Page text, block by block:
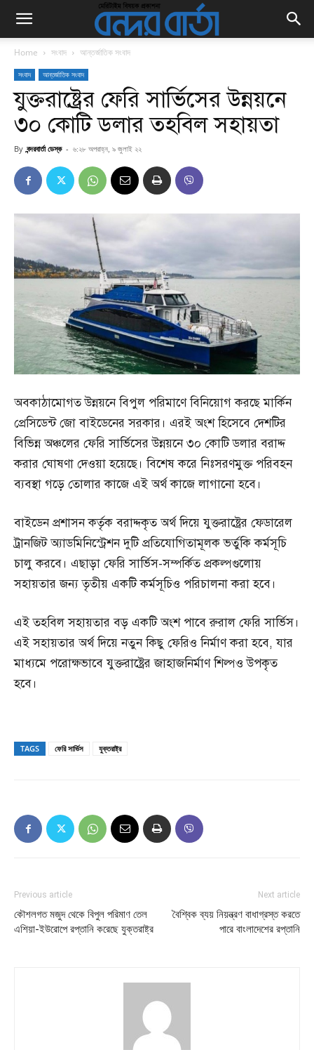
Home সংবাদ আন্তর্জাতিক সংবাদ
সংবাদ আন্তর্জাতিক সংবাদ
যুক্তরাষ্ট্রের ফেরি সার্ভিসের উন্নয়নে
৩০ কোটি ডলার তহবিল সহায়তা
By বন্দরবার্তা ডেস্ক - ৬:২৮ অপরাহ্ন, ৯ জুলাই ২২
অবকাঠামোগত উন্নয়নে বিপুল পরিমাণে বিনিয়োগ করছে মার্কিন
প্রেসিডেন্ট জো বাইডেনের সরকার। এরই অংশ হিসেবে দেশটির
বিভিন্ন অঞ্চলের ফেরি সার্ভিসের উন্নয়নে ৩০ কোটি ডলার বরাদ্দ
করার ঘোষণা দেওয়া হয়েছে। বিশেষ করে নিঃসরণমুক্ত পরিবহন
ব্যবস্থা গড়ে তোলার কাজে এই অর্থ কাজে লাগানো হবে।
বাইডেন প্রশাসন কর্তৃক বরাদ্দকৃত অর্থ দিয়ে যুক্তরাষ্ট্রের ফেডারেল
ট্রানজিট অ্যাডমিনিস্ট্রেশন দুটি প্রতিযোগিতামূলক ভর্তুকি কর্মসূচি
চালু করবে। এছাড়া ফেরি সার্ভিস-সম্পর্কিত প্রকল্পগুলোয়
সহায়তার জন্য তৃতীয় একটি কর্মসূচিও পরিচালনা করা হবে।
এই তহবিল সহায়তার বড় একটি অংশ পাবে রুরাল ফেরি সার্ভিস।
এই সহায়তার অর্থ দিয়ে নতুন কিছু ফেরিও নির্মাণ করা হবে, যার
মাধ্যমে পরোক্ষভাবে যুক্তরাষ্ট্রের জাহাজনির্মাণ শিল্পও উপকৃত
হবে।
TAGS ফেরি সার্ভিস যুক্তরাষ্ট্র
Previous article
কৌশলগত মজুদ থেকে বিপুল পরিমাণ তেল
এশিয়া-ইউরোপে রপ্তানি করেছে যুক্তরাষ্ট্র
Next article
বৈশ্বিক ব্যয় নিয়ন্ত্রণ বাধাগ্রস্ত করতে
পারে বাংলাদেশের রপ্তানি